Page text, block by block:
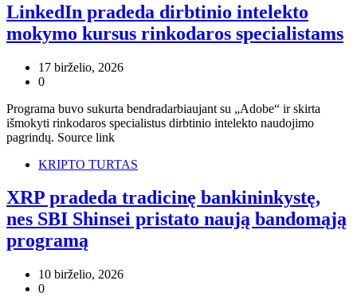
LinkedIn pradeda dirbtinio intelekto
mokymo kursus rinkodaros specialistams
17 birželio, 2026
0
Programa buvo sukurta bendradarbiaujant su „Adobe“ ir skirta
išmokyti rinkodaros specialistus dirbtinio intelekto naudojimo
pagrindų. Source link
KRIPTO TURTAS
XRP pradeda tradicinę bankininkystę,
nes SBI Shinsei pristato naują bandomąją
programą
10 birželio, 2026
0